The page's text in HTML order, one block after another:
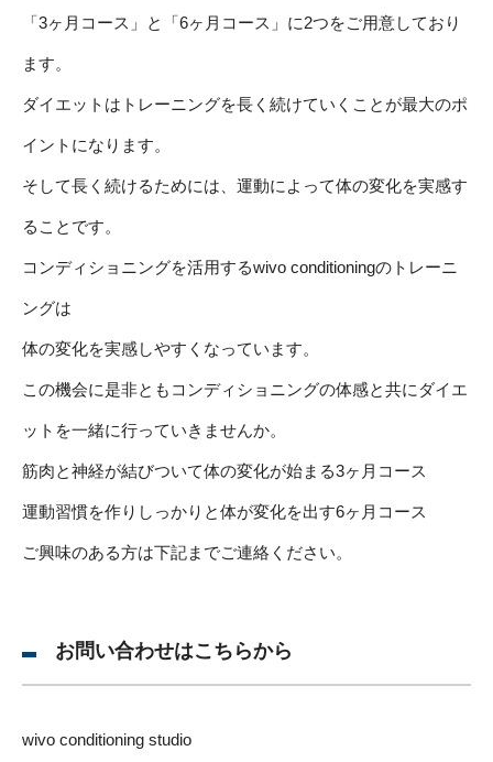
「3ヶ月コース」と「6ヶ月コース」に2つをご用意しており
ます。
ダイエットはトレーニングを長く続けていくことが最大のポ
イントになります。
そして長く続けるためには、運動によって体の変化を実感す
ることです。
コンディショニングを活用するwivo conditioningのトレーニ
ングは
体の変化を実感しやすくなっています。
この機会に是非ともコンディショニングの体感と共にダイエ
ットを一緒に行っていきませんか。
筋肉と神経が結びついて体の変化が始まる3ヶ月コース
運動習慣を作りしっかりと体が変化を出す6ヶ月コース
ご興味のある方は下記までご連絡ください。
お問い合わせはこちらから
wivo conditioning studio